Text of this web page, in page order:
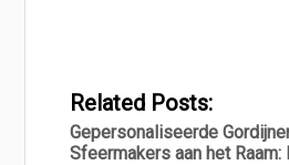
Related Posts:
Gepersonaliseerde
Sfeermakers aan het